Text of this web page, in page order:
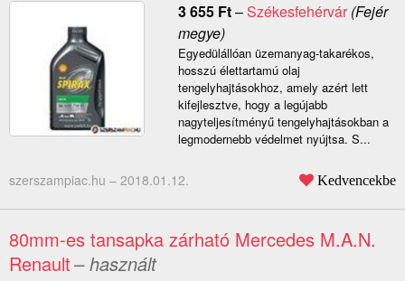
3 655 Ft–Székesfehérvár(Fejér
megye)
Egyedülállóan üzemanyag-takarékos,
hosszú élettartamú olaj
tengelyhajtásokhoz, amely azért lett
kifejlesztve, hogy a legújabb
nagyteljesítményű tengelyhajtásokban a
legmodernebb védelmet nyújtsa. S...
szerszampiac.hu – 2018.01.12. Kedvencekbe
80mm-es tansapka zárható Mercedes M.A.N.
Renault– használt